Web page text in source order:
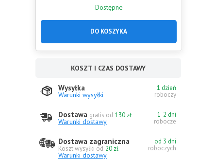
Dostępne
DO KOSZYKA
KOSZT I CZAS DOSTAWY
Wysyłka
Warunki wysyłki
1 dzień
roboczy
Dostawa gratis od 130 zł
Warunki dostawy
1-2 dni
robocze
Dostawa zagraniczna
Koszt wysyłki od 20 zł
Warunki dostawy
od 3 dni
roboczych